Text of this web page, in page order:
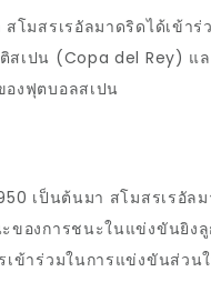
สโมสรเรอัลมาดริดได้เข้
สเปน (Copa del Rey) แ
งฟุตบอลสเปน
เป็นต้นมา สโมสรเรอั
ของการชนะในแข่งขันยิ
เข้าร่วมในการแข่งขันส่ว